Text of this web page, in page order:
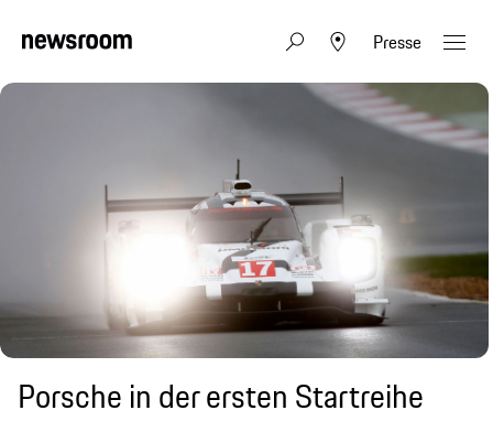
Presse
Porsche in der ersten Startreihe